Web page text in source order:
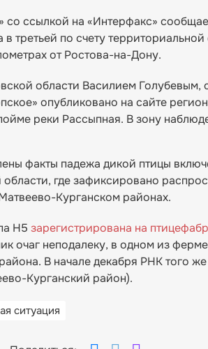
ссылкой на «Интерфакс»
третьей по счету
от Ростова-на-Дону.
области Василием Голубевым,
опубликовано на сайте
реки Рассыпная. В зону
факты падежа дикой птицы
где зафиксировано
Курганском районах.
Н5 зарегистрирована на
очаг неподалеку, в одном из
В начале декабря РНК того
Курганский район).
ситуация